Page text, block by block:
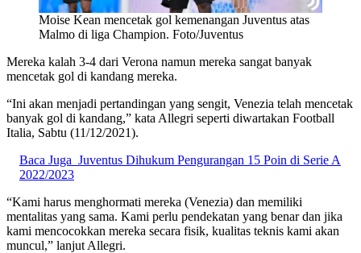
Moise Kean mencetak gol kemenangan Juventus atas
Malmo di liga Champion. Foto/Juventus
Mereka kalah 3-4 dari Verona namun mereka sangat banyak
mencetak gol di kandang mereka.
“Ini akan menjadi pertandingan yang sengit, Venezia telah mencetak
banyak gol di kandang,” kata Allegri seperti diwartakan Football
Italia, Sabtu (11/12/2021).
Baca Juga Juventus Dihukum Pengurangan 15 Poin di Serie A
2022/2023
“Kami harus menghormati mereka (Venezia) dan memiliki
mentalitas yang sama. Kami perlu pendekatan yang benar dan jika
kami mencocokkan mereka secara fisik, kualitas teknis kami akan
muncul,” lanjut Allegri.